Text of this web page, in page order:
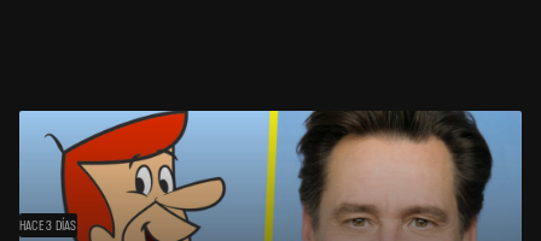
HACE 3 DÍAS